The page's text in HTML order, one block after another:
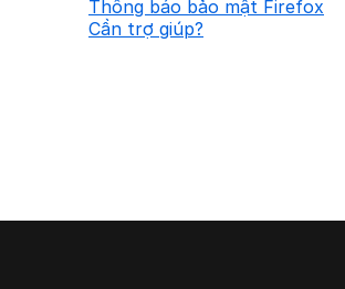
Thông báo bảo mật Firefox
Cần trợ giúp?